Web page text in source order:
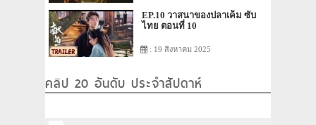
EP.10 วาสนาของปลาเค็ม ซับ
ไทย ตอนที่ 10
: 19 สิงหาคม 2025
คลิป 20 อันดับ ประจำสัปดาห์